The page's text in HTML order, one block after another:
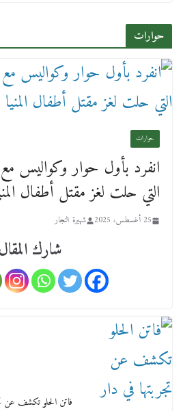
4 مارس، 2026
أحد ودفنه في هدوء
حوارات
حوارات
انفرد بأول حوار وكواليس
التي حلت لغز مقتل أطفال
25 أغسطس، 2025 شهيرة النجار
شارك المقال
فاتن الحلو تكشف عن